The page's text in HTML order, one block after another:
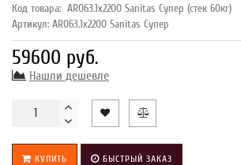
Код товара: AR063.1х2200 Sanitas Супер (стек 60кг)
Артикул: AR063.1х2200 Sanitas Супер
59600 руб.
Нашли дешевле
КУПИТЬ БЫСТРЫЙ ЗАКАЗ